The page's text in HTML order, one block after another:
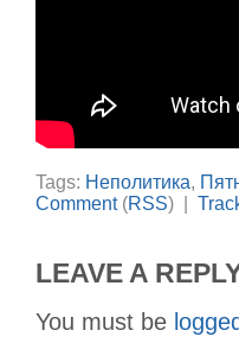
Tags: Неполитика,
Comment(RSS) |
LEAVE A
You must be